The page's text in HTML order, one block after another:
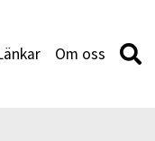
Om oss